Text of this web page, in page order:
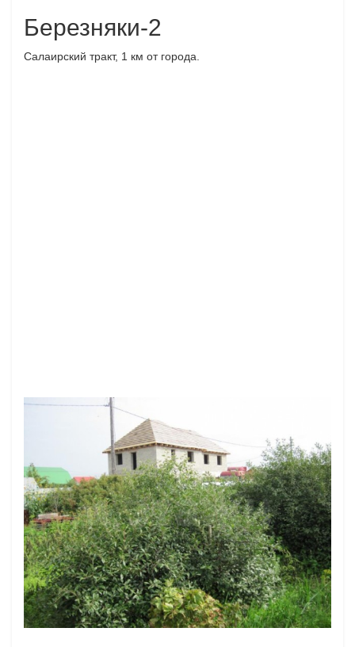
Березняки-2
Салаирский тракт, 1 км от города.